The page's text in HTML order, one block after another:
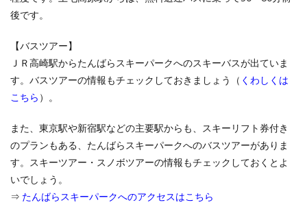
者に
はア
クセ
スが
く、
タル
サー
ビス
が充
実し
キー
後です。
【バスツアー】
ＪＲ高崎駅からたんばらスキーパークへのスキーバスが出ていま
す。バスツアーの情報もチェックしておきましょう（ くわしくは
こちら ）。
また、東京駅や新宿駅などの主要駅からも、スキーリフト券付き
のプランもある、たんばらスキーパークへのバスツアーがありま
す。スキーツアー・スノボツアーの情報もチェックしておくとよ
いでしょう。
⇒ たんばらスキーパークへのアクセスはこちら